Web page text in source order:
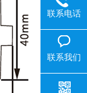
联系电话
联系我们